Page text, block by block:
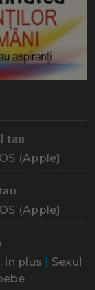
tau
(Apple)
(Apple)
in plus | Sexul
|